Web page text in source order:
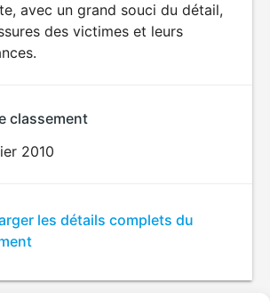
avec un grand souci du détail,
des victimes et leurs
classement
2010
les détails complets du